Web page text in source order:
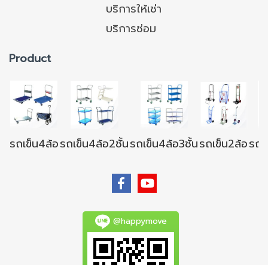
บริการให้เช่า
บริการซ่อม
Product
รถเข็น4ล้อรถเข็น4ล้อ2ชั้นรถเข็น4ล้อ3ชั้นรถเข็น2ล้อรถ
@happymove